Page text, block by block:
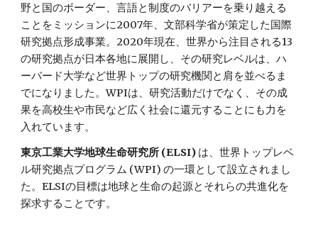
野と国のボーダー、言語と制度のバリアーを乗り越える
ことをミッションに2007年、文部科学省が策定した国際
研究拠点形成事業。2020年現在、世界から注目される13
の研究拠点が日本各地に展開し、その研究レベルは、ハ
ーバード大学など世界トップの研究機関と肩を並べるま
でになりました。WPIは、研究活動だけでなく、その成
果を高校生や市民など広く社会に還元することにも力を
入れています。
東京工業大学地球生命研究所 (ELSI) は、世界トップレベ
ル研究拠点プログラム (WPI) の一環として設立されまし
た。ELSIの目標は地球と生命の起源とそれらの共進化を
探求することです。